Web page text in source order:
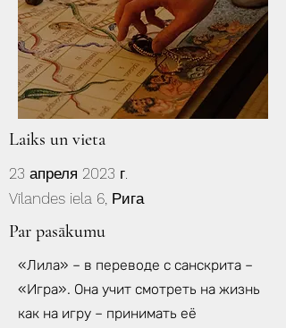
Laiks un vieta
23 апреля 2023 г.
Vīlandes iela 6, Рига
Par pasākumu
«Лила» – в переводе с санскрита –
«Игра». Она учит смотреть на жизнь
как на игру – принимать её